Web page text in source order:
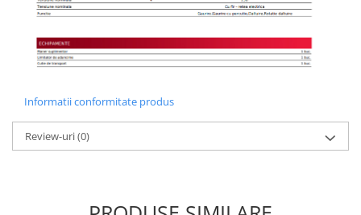
Informatii conformitate produs
Review-uri(0)